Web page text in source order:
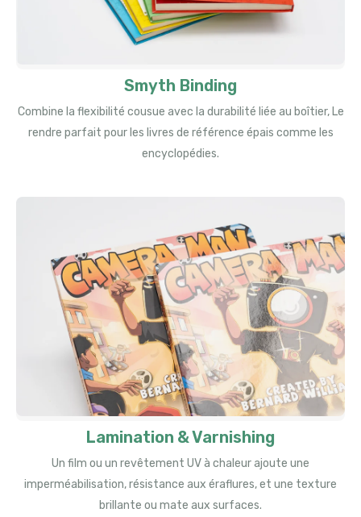
Smyth Binding
Combine la flexibilité cousue avec la durabilité liée au boîtier, Le
rendre parfait pour les livres de référence épais comme les
encyclopédies.
Lamination & Varnishing
Un film ou un revêtement UV à chaleur ajoute une
imperméabilisation, résistance aux éraflures, et une texture
brillante ou mate aux surfaces.